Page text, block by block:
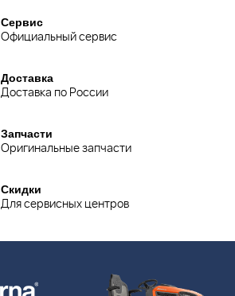
Сервис
Официальный сервис
Доставка
Доставка по России
Запчасти
Оригинальные запчасти
Скидки
Для сервисных центров